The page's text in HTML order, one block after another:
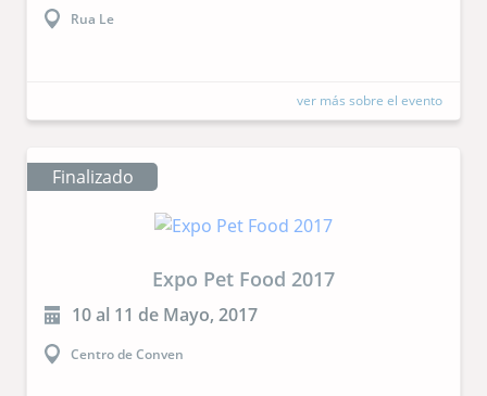
Rua Le
ver más sobre el evento
Finalizado
Expo Pet Food 2017
10 al 11 de Mayo, 2017
Centro de Conven